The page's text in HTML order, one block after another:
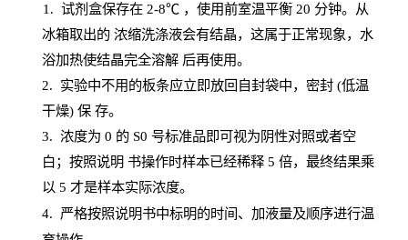
1. 试剂盒保存在 2-8℃ ，使用前室温平衡 20 分钟。从
冰箱取出的 浓缩洗涤液会有结晶，这属于正常现象，水
浴加热使结晶完全溶解 后再使用。
2. 实验中不用的板条应立即放回自封袋中，密封(低温
干燥) 保 存。
3. 浓度为 0 的 S0 号标准品即可视为阴性对照或者空
白；按照说明 书操作时样本已经稀释5 倍，最终结果乘
以 5 才是样本实际浓度。
4. 严格按照说明书中标明的时间、加液量及顺序进行温